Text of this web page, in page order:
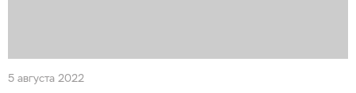
5 августа 2022